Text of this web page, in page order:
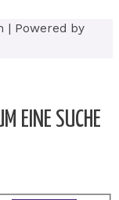
| Powered by
EINE SUCHE